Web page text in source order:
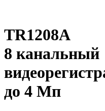
TR1208A
8 канальный
до 4 Мп